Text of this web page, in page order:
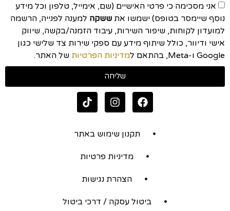
אני מסכימה כי פרטי האישיים (שם, אימייל, טלפון וכל מידע
נוסף שיימסר בטופס) ישמשו את ששקה למענה לפנייה, הרשמה
למועדון לקוחות, שיפור השירות, עיבוד הזמנה/בקשה, שיווק
אישי ודיוור, כולל שיתוף מידע עם ספקי שירות צד שלישי כגון
Google ו-Meta, בהתאם ל
מדיניות הפרטיות של האתר.
שליחה
תקנון שימוש באתר
מדיניות פרטיות
הצהרת נגישות
ביטול עסקה / דרכי ביטול